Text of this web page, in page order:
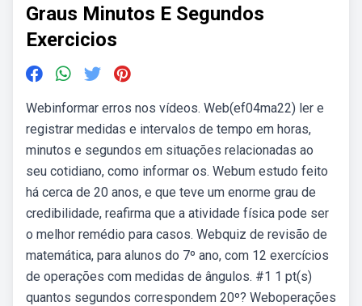
Graus Minutos E Segundos
Exercicios
Webinformar erros nos vídeos. Web(ef04ma22) ler e
registrar medidas e intervalos de tempo em horas,
minutos e segundos em situações relacionadas ao
seu cotidiano, como informar os. Webum estudo feito
há cerca de 20 anos, e que teve um enorme grau de
credibilidade, reafirma que a atividade física pode ser
o melhor remédio para casos. Webquiz de revisão de
matemática, para alunos do 7º ano, com 12 exercícios
de operações com medidas de ângulos. #1 1 pt(s)
quantos segundos correspondem 20º? Weboperações